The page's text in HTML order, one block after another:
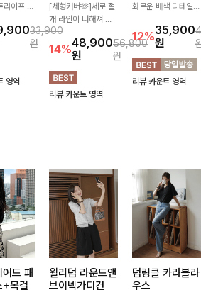
라이프 패
얼하면서
드를 연
- 가볍
착용감으
론 데일
33,900
원
영역
[체형커버🫶]세로 절
개 라인이 더해져 다
리 라인을 더욱 길고
슬림하게 연출해주는
5부 데님 반바지 🤍
부담 없는 기장과 여
유로운 핏으로 편안하
게 착용되며 다양한
14%48,900
원
56,800
원
리뷰 카운트 영역
화로운 배색 디테일로
스! 스트링이 내장되
어있어 여리여리한 라
인을 만들어주고 넉넉
한 포켓으로 실용성까
지 갖췄어요:)
12%35,900
원
리뷰 카운트 영역
드 패
+목걸
윌리덤 라운드앤
브이넥가디건
덤링클 카라블라
우스